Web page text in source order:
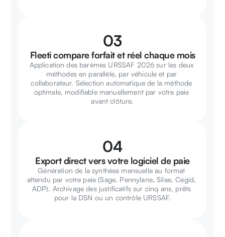
03
Fleeti compare forfait et réel chaque mois
Application des barèmes URSSAF 2026 sur les deux
méthodes en parallèle, par véhicule et par
collaborateur. Sélection automatique de la méthode
optimale, modifiable manuellement par votre paie
avant clôture.
04
Export direct vers votre logiciel de paie
Génération de la synthèse mensuelle au format
attendu par votre paie (Sage, Pennylane, Silae, Cegid,
ADP). Archivage des justificatifs sur cinq ans, prêts
pour la DSN ou un contrôle URSSAF.